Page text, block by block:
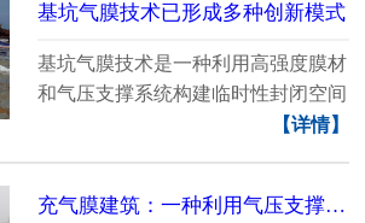
基坑气膜技术已形成多种创新模式
基坑气膜技术是一种利用高强度膜材
和气压支撑系统构建临时性封闭空间
【详情】
充气膜建筑：一种利用气压支撑的新型建筑